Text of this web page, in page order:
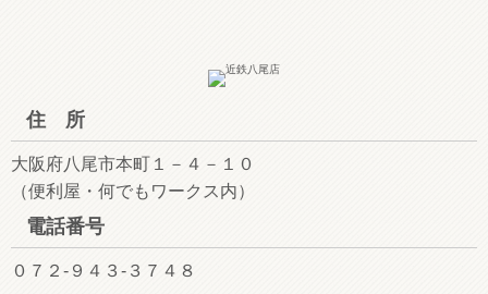
住 所
大阪府八尾市本町１－４－１０
（便利屋・何でもワークス内）
電話番号
０７２-９４３-３７４８